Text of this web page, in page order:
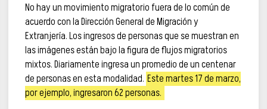
No hay un movimiento migratorio fuera de lo común de
acuerdo con la Dirección General de Migración y
Extranjería. Los ingresos de personas que se muestran en
las imágenes están bajo la figura de flujos migratorios
mixtos. Diariamente ingresa un promedio de un centenar
de personas en esta modalidad. Este martes 17 de marzo,
por ejemplo, ingresaron 62 personas.